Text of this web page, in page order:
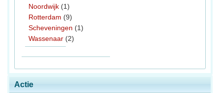
Actie
Noordwijk (1)
Rotterdam (9)
Scheveningen (1)
Wassenaar (2)